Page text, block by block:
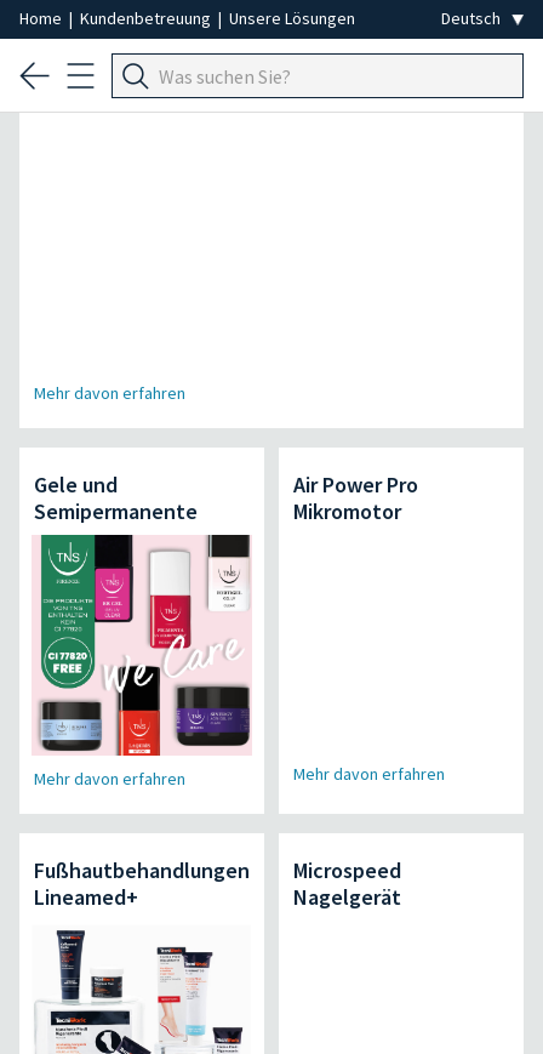
Home | Kundenbetreuung | Unsere Lösungen
Spezial Professionelle Haarentfernung
Mehr davon erfahren
Gele und
Semipermanente
Mehr davon erfahren
Air Power Pro
Mikromotor
Mehr davon erfahren
Fußhautbehandlungen
Lineamed+
Microspeed
Nagelgerät